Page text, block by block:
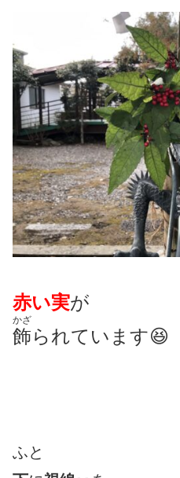
赤い実が
飾
かざ
られています😆
ふと